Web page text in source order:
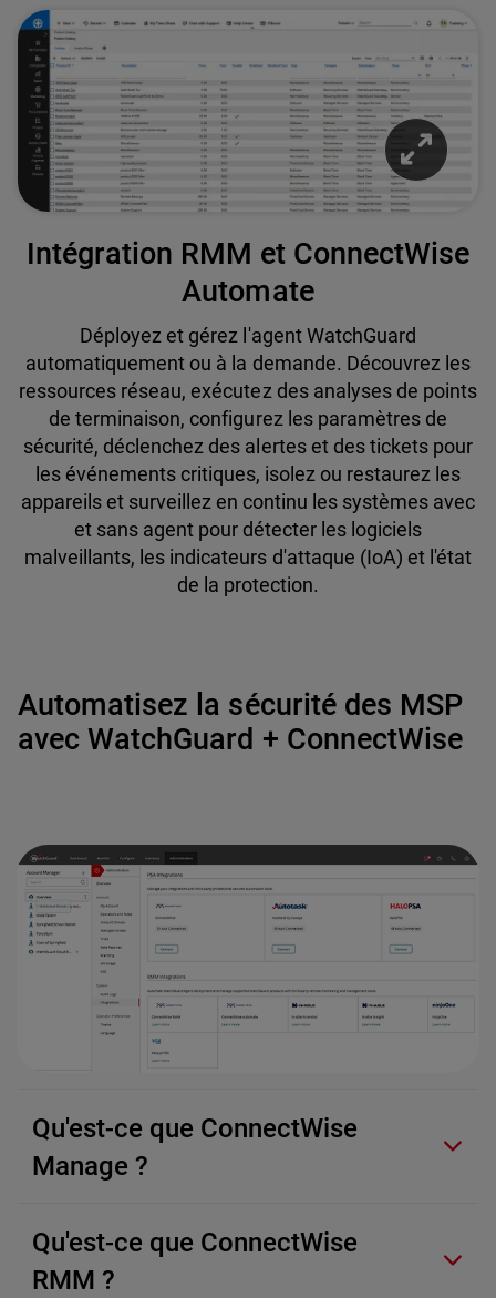
Intégration RMM et ConnectWise
Automate
Déployez et gérez l'agent WatchGuard
automatiquement ou à la demande. Découvrez les
ressources réseau, exécutez des analyses de points
de terminaison, configurez les paramètres de
sécurité, déclenchez des alertes et des tickets pour
les événements critiques, isolez ou restaurez les
appareils et surveillez en continu les systèmes avec
et sans agent pour détecter les logiciels
malveillants, les indicateurs d'attaque (IoA) et l'état
de la protection.
Automatisez la sécurité des MSP
avec WatchGuard + ConnectWise
Qu'est-ce que ConnectWise
Manage ?
Qu'est-ce que ConnectWise
RMM ?